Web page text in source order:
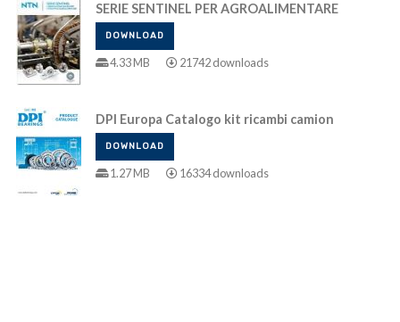
SERIE SENTINEL PER AGROALIMENTARE
DOWNLOAD
4.33 MB 21742 downloads
DPI Europa Catalogo kit ricambi camion
DOWNLOAD
1.27 MB 16334 downloads